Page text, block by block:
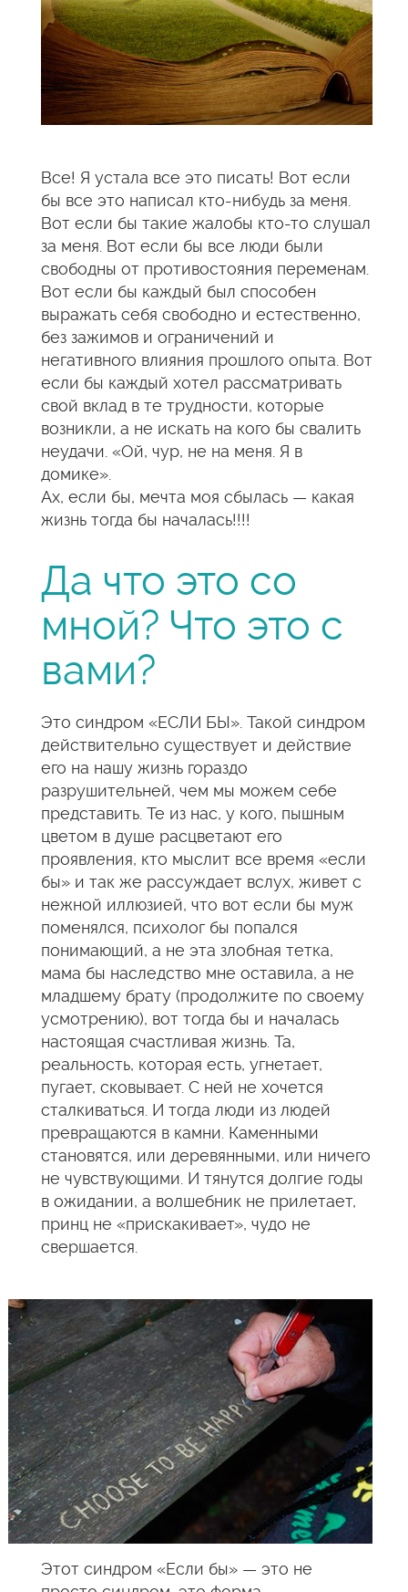
Все! Я устала все это писать! Вот если
бы все это написал кто-нибудь за меня.
Вот если бы такие жалобы кто-то слушал
за меня. Вот если бы все люди были
свободны от противостояния переменам.
Вот если бы каждый был способен
выражать себя свободно и естественно,
без зажимов и ограничений и
негативного влияния прошлого опыта. Вот
если бы каждый хотел рассматривать
свой вклад в те трудности, которые
возникли, а не искать на кого бы свалить
неудачи. «Ой, чур, не на меня. Я в
домике».
Ах, если бы, мечта моя сбылась — какая
жизнь тогда бы началась!!!!
Да что это со
мной? Что это с
вами?
Это синдром «ЕСЛИ БЫ». Такой синдром
действительно существует и действие
его на нашу жизнь гораздо
разрушительней, чем мы можем себе
представить. Те из нас, у кого, пышным
цветом в душе расцветают его
проявления, кто мыслит все время «если
бы» и так же рассуждает вслух, живет с
нежной иллюзией, что вот если бы муж
поменялся, психолог бы попался
понимающий, а не эта злобная тетка,
мама бы наследство мне оставила, а не
младшему брату (продолжите по своему
усмотрению), вот тогда бы и началась
настоящая счастливая жизнь. Та,
реальность, которая есть, угнетает,
пугает, сковывает. С ней не хочется
сталкиваться. И тогда люди из людей
превращаются в камни. Каменными
становятся, или деревянными, или ничего
не чувствующими. И тянутся долгие годы
в ожидании, а волшебник не прилетает,
принц не «прискакивает», чудо не
свершается.
Этот синдром «Если бы» — это не